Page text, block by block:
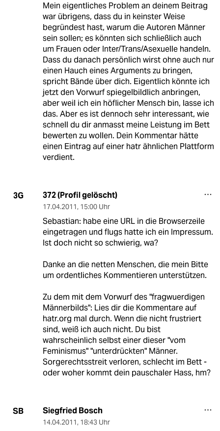
Mein eigentliches Problem an deinem Beitrag
war übrigens, dass du in keinster Weise
begründest hast, warum die Autoren Männer
sein sollen; es könnten sich schließlich auch
um Frauen oder Inter/Trans/Asexuelle handeln.
Dass du danach persönlich wirst ohne auch nur
einen Hauch eines Arguments zu bringen,
spricht Bände über dich. Eigentlich könnte ich
jetzt den Vorwurf spiegelbildlich anbringen,
aber weil ich ein höflicher Mensch bin, lasse ich
das. Aber es ist dennoch sehr interessant, wie
schnell du dir anmasst meine Leistung im Bett
bewerten zu wollen. Dein Kommentar hätte
einen Eintrag auf einer hatr ähnlichen Plattform
verdient.
3G 372 (Profil gelöscht)
17.04.2011, 15:00 Uhr
Sebastian: habe eine URL in die Browserzeile
eingetragen und flugs hatte ich ein Impressum.
Ist doch nicht so schwierig, wa?
Danke an die netten Menschen, die mein Bitte
um ordentliches Kommentieren unterstützen.
Zu dem mit dem Vorwurf des "fragwuerdigen
Männerbilds": Lies dir die Kommentare auf
hatr.org mal durch. Wenn die nicht frustriert
sind, weiß ich auch nicht. Du bist
wahrscheinlich selbst einer dieser "vom
Feminismus" "unterdrückten" Männer.
Sorgerechtsstreit verloren, schlecht im Bett -
oder woher kommt dein pauschaler Hass, hm?
SB Siegfried Bosch
14.04.2011, 18:43 Uhr